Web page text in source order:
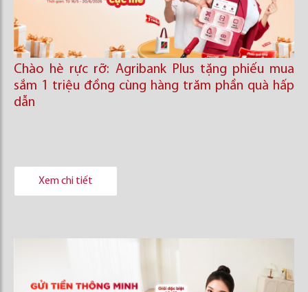
Chào hè rực rỡ: Agribank Plus tặng phiếu mua
sắm 1 triệu đồng cùng hàng trăm phần quà hấp
dẫn
Xem chi tiết